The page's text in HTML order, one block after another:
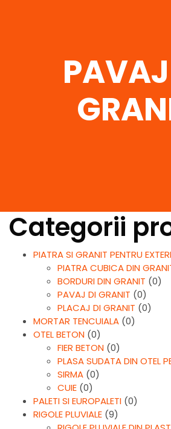
Categorii
PIATRA SI GRANIT PENTRU
PIATRA CUBICA DIN
BORDURI DIN GRANIT (0)
PAVAJ DI GRANIT (0)
PLACAJ DI GRANIT (0)
MORTAR TENCUIALA (0)
OTEL BETON (0)
FIER BETON (0)
PLASA SUDATA DIN OTEL
SIRMA (0)
CUIE (0)
PALETI SI EUROPALETI (0)
RIGOLE PLUVIALE (9)